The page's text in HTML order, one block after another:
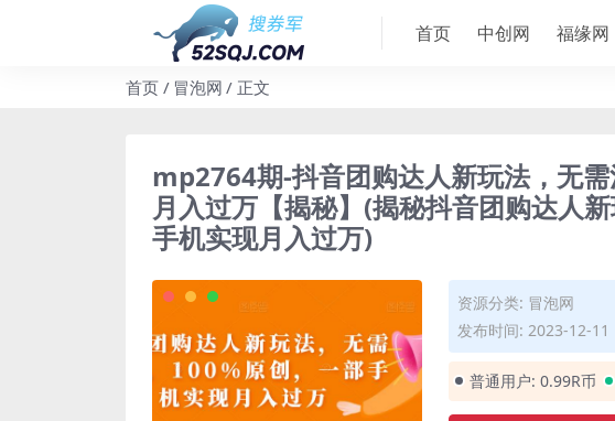
首页 中创网 福缘网
首页 冒泡网 正文
mp2764期-抖音团购达人新玩法，无
月入过万【揭秘】(揭秘抖音团购达人
手机实现月入过万)
资源分类: 冒泡网
发布时间: 2023-12-11
普通用户: 0.99R币